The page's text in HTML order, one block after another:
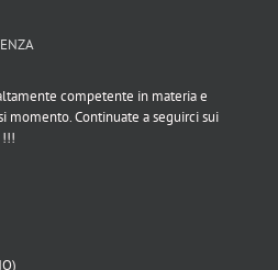
competente in materia e
momento. Continuate a seguirci sui
!!!